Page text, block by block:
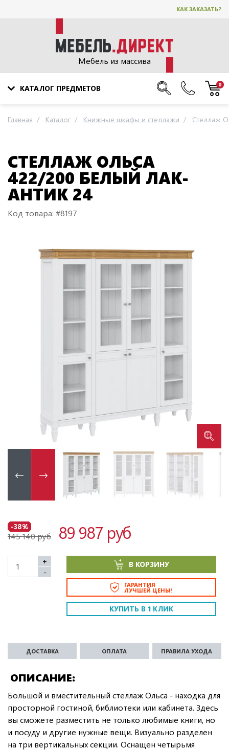
КАК ЗАКАЗАТЬ?
Мебель из массива
КАТАЛОГ ПРЕДМЕТОВ 0
Главная Каталог Книжные шкафы и стеллажи Стеллаж
СТЕЛЛАЖ ОЛЬСА
422/200 БЕЛЫЙ ЛАК-
АНТИК 24
Код товара: #8197
-38%
145 140 руб 89 987 руб
+
-
В КОРЗИНУ
ГАРАНТИЯ
ЛУЧШЕЙ ЦЕНЫ!
КУПИТЬ В 1 КЛИК
ОПИСАНИЕ
ДОСТАВКА ОПЛАТА ПРАВИЛА УХОДА
Большой и вместительный стеллаж Ольса - находка для
просторной гостиной, библиотеки или кабинета. Здесь
вы сможете разместить не только любимые книги, но
и посуду и другие нужные вещи. Визуально разделен
на три вертикальных секции. Оснащен четырьмя